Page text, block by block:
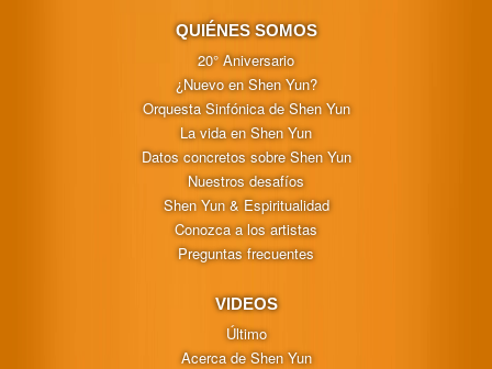
QUIÉNES SOMOS
20° Aniversario
¿Nuevo en Shen Yun?
Orquesta Sinfónica de Shen Yun
La vida en Shen Yun
Datos concretos sobre Shen Yun
Nuestros desafíos
Shen Yun & Espiritualidad
Conozca a los artistas
Preguntas frecuentes
VIDEOS
Último
Acerca de Shen Yun